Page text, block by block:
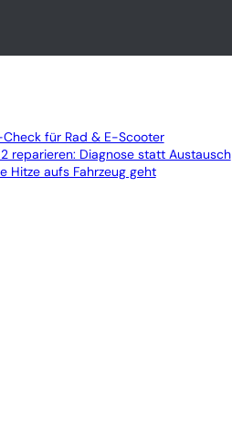
für Rad & E-Scooter
reparieren: Diagnose statt Austausch
Hitze aufs Fahrzeug geht